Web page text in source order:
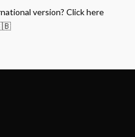
version? Click here